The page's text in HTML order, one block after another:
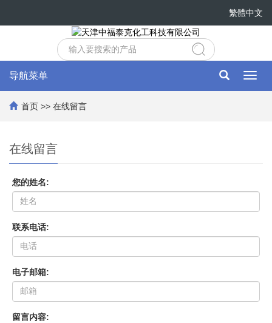
繁體中文
导航菜单
首页 >> 在线留言
在线留言
您的姓名:
联系电话:
电子邮箱:
留言内容: